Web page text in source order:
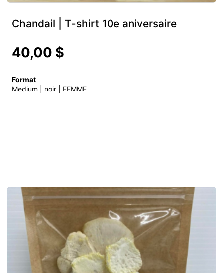
Chandail | T-shirt 10e aniversaire
40,00 $
Format
Medium | noir | FEMME